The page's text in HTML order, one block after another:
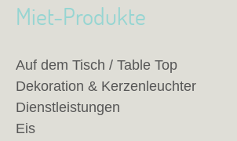
Miet-Produkte
Auf dem Tisch / Table Top
Dekoration & Kerzenleuchter
Dienstleistungen
Eis